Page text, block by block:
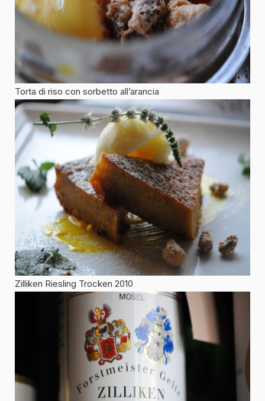
Torta di riso con sorbetto all’arancia
Zilliken Riesling Trocken 2010